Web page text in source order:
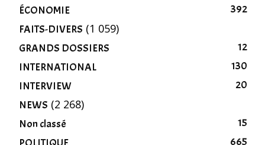
ÉCONOMIE
392
FAITS-DIVERS (1 059)
GRANDS DOSSIERS
12
INTERNATIONAL
130
INTERVIEW
20
NEWS (2 268)
Non classé
15
665